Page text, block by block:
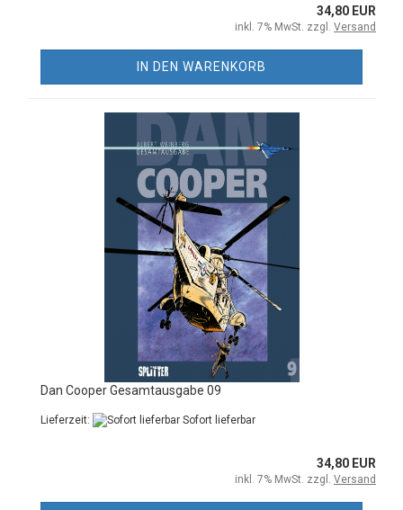
34,80 EUR
inkl. 7% MwSt. zzgl. Versand
IN DEN WARENKORB
Dan Cooper Gesamtausgabe 09
Lieferzeit: Sofort lieferbar
34,80 EUR
inkl. 7% MwSt. zzgl. Versand